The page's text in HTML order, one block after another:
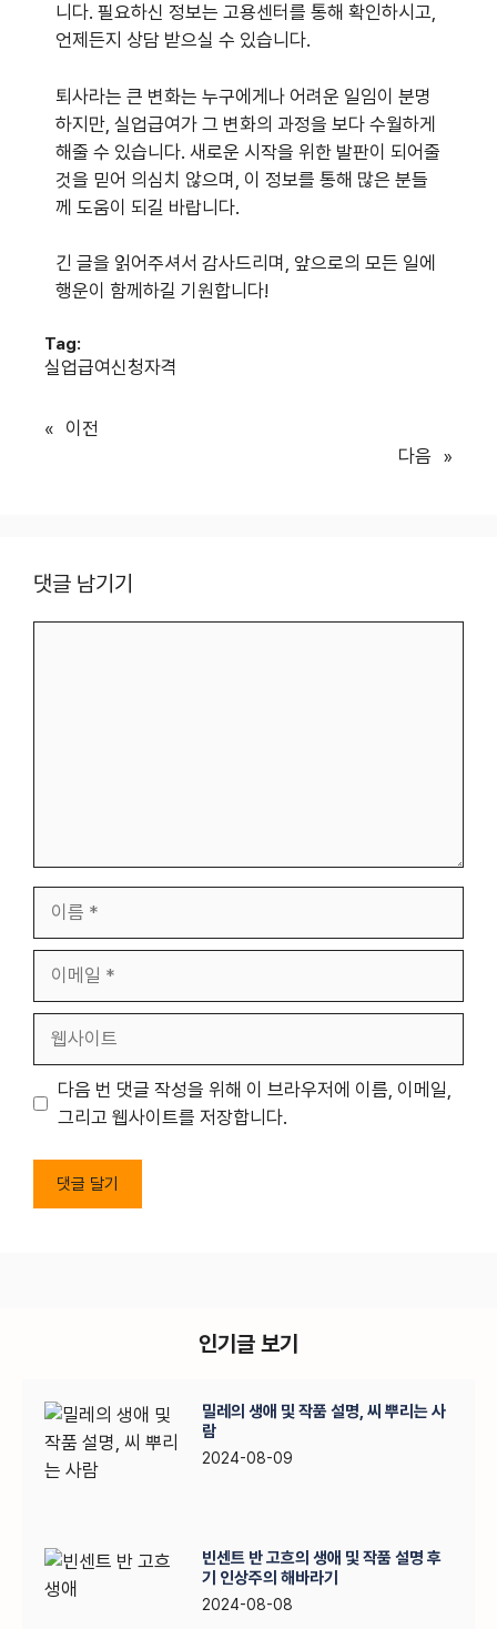
니다. 필요하신 정보는 고용센터를 통해 확인하시고,
언제든지 상담 받으실 수 있습니다.
퇴사라는 큰 변화는 누구에게나 어려운 일임이 분명
하지만, 실업급여가 그 변화의 과정을 보다 수월하게
해줄 수 있습니다. 새로운 시작을 위한 발판이 되어줄
것을 믿어 의심치 않으며, 이 정보를 통해 많은 분들
께 도움이 되길 바랍니다.
긴 글을 읽어주셔서 감사드리며, 앞으로의 모든 일에
행운이 함께하길 기원합니다!
Tag:
실업급여신청자격
« 이전
다음 »
댓글 남기기
일
트
다음 번 댓글 작성을 위해 이 브라우저에 이름, 이메일,
그리고 웹사이트를 저장합니다.
인기글 보기
밀레의 생애 및 작품 설명, 씨 뿌리는 사
람
2024-08-09
빈센트 반 고흐의 생애 및 작품 설명 후
기 인상주의 해바라기
2024-08-08